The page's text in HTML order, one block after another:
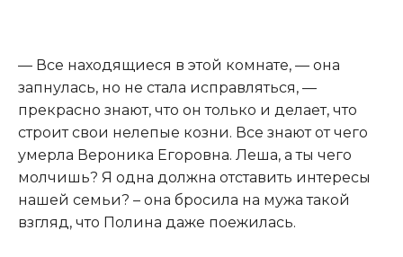
​— Все находящиеся в этой комнате, — она
запнулась, но не стала исправляться, —
прекрасно знают, что он только и делает, что
строит свои нелепые козни. Все знают от чего
умерла Вероника Егоровна. Леша, а ты чего
молчишь? Я одна должна отставить интересы
нашей семьи? – она бросила на мужа такой
взгляд, что Полина даже поежилась.​